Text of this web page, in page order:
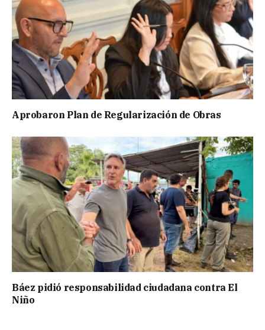
Aprobaron Plan de Regularización de Obras
Báez pidió responsabilidad ciudadana contra El
Niño